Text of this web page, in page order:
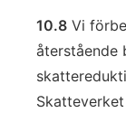
10.8 Vi
återstående